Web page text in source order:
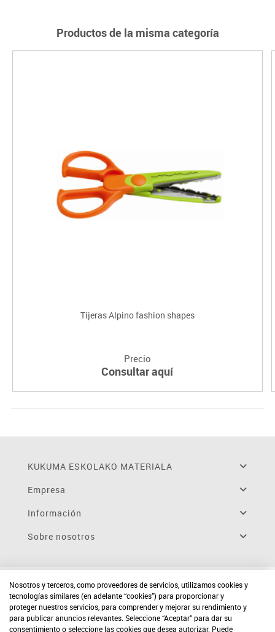
Productos de la misma categoría
Tijeras Alpino fashion shapes
Precio
Consultar aquí
KUKUMA ESKOLAKO MATERIALA
Empresa
Información
Sobre nosotros
Nosotros y terceros, como proveedores de servicios, utilizamos cookies y
tecnologías similares (en adelante “cookies”) para proporcionar y
proteger nuestros servicios, para comprender y mejorar su rendimiento y
para publicar anuncios relevantes. Seleccione “Aceptar” para dar su
consentimiento o seleccione las cookies que desea autorizar. Puede